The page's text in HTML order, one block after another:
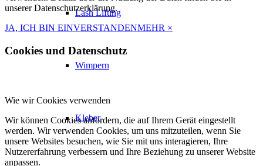
Lash Lifting
Wimpern
Kleber
unserer Datenschutzerklärung.
JA, ICH BIN EINVERSTANDENMEHR ×
Cookies und Datenschutz
Wie wir Cookies verwenden
Wir können Cookies anfordern, die auf Ihrem Gerät eingestellt
werden. Wir verwenden Cookies, um uns mitzuteilen, wenn Sie
unsere Websites besuchen, wie Sie mit uns interagieren, Ihre
Nutzererfahrung verbessern und Ihre Beziehung zu unserer Website
anpassen.